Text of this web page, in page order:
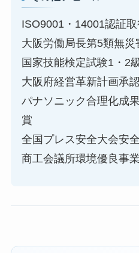
ISO9001・14001認証
大阪労働局長第5類無災
国家技能検定試験1・2
大阪府経営革新計画承
パナソニック合理化成
賞
全国プレス安全大会安
商工会議所環境優良事